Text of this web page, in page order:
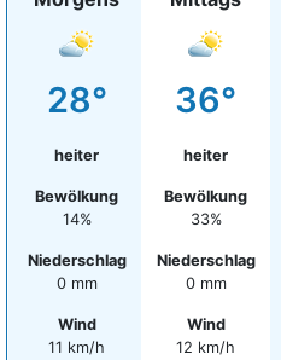
28°
heiter
Bewölkung
14%
Niederschlag
0 mm
Wind
11 km/h
36°
heiter
Bewölkung
33%
Niederschlag
0 mm
Wind
12 km/h